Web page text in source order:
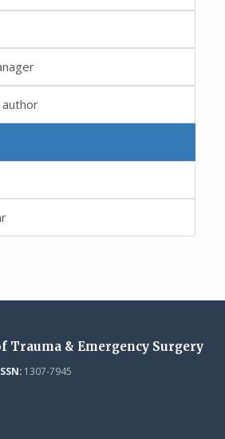
author
Trauma & Emergency Surgery
1307-7945